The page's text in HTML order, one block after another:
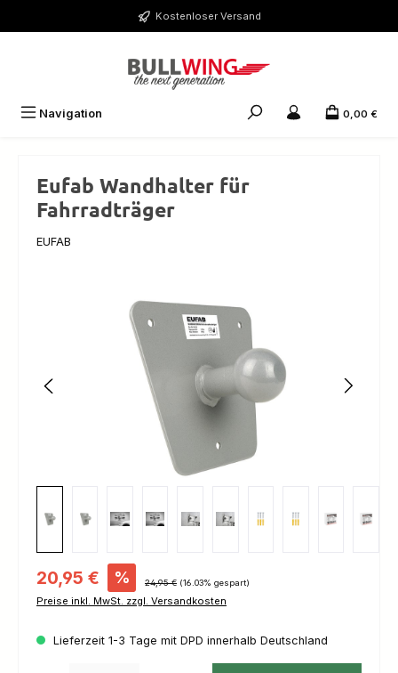
Zum Hauptinhalt springen Kostenloser Versand
Navigation 0,00 €
Eufab Wandhalter für
Fahrradträger
EUFAB
Verkaufspreis:
20,95 € % Regulärer Preis:
24,95 € (16.03% gespart)
Preise inkl. MwSt. zzgl. Versandkosten
Lieferzeit 1-3 Tage mit DPD innerhalb Deutschland